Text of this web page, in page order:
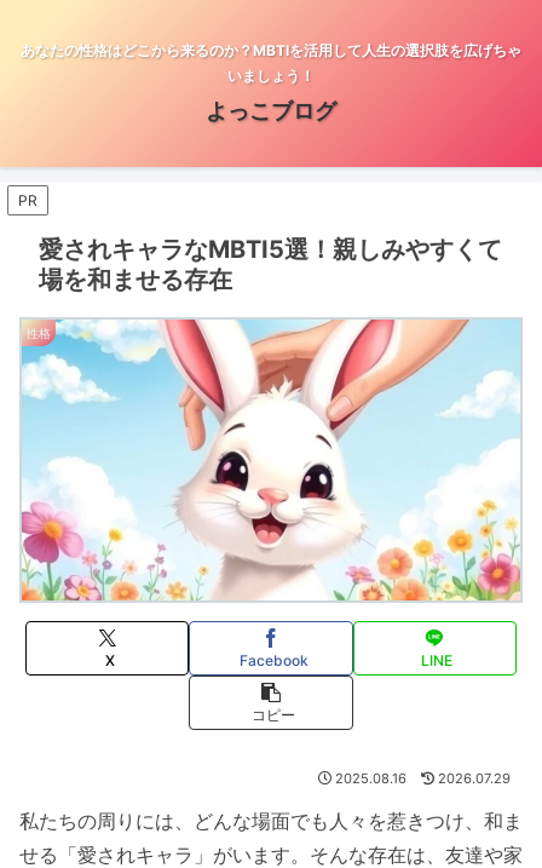
あなたの性格はどこから来るのか？MBTIを活用して人生の選択肢を広げちゃ
いましょう！
よっこブログ
PR
愛されキャラなMBTI5選！親しみやすくて
場を和ませる存在
性格
X Facebook LINE
コピー
2025.08.16 2026.07.29
私たちの周りには、どんな場面でも人々を惹きつけ、和ま
せる「愛されキャラ」がいます。そんな存在は、友達や家